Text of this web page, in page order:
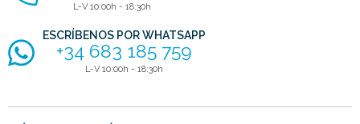
L-V 10:00h - 18:30h
ESCRÍBENOS POR WHATSAPP
+34 683 185 759
L-V 10:00h - 18:30h